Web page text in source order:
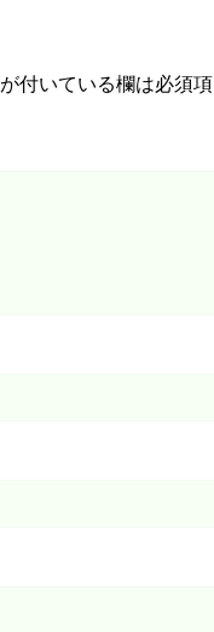
が付いている欄は必須